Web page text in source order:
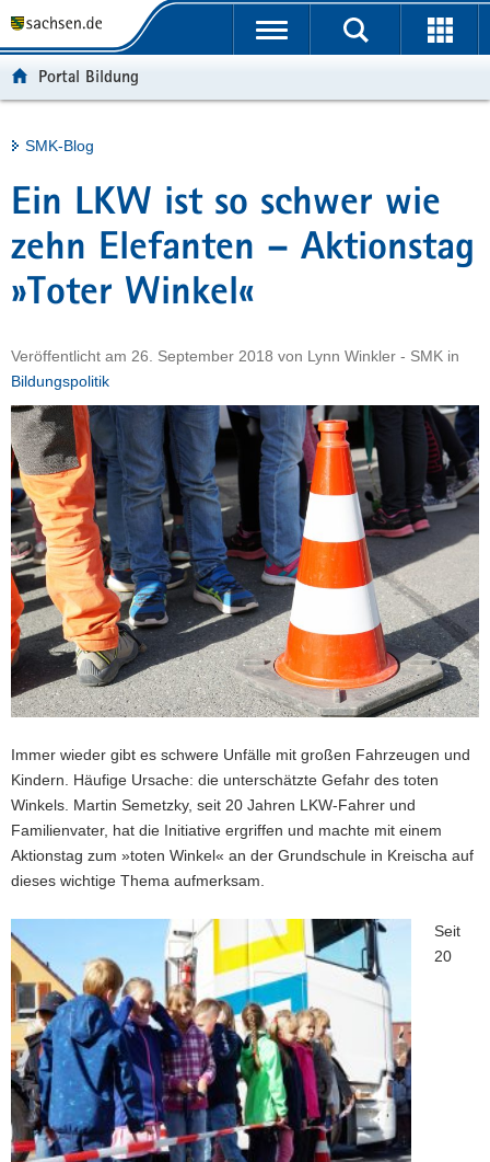
t
b
e
r
g
r
f
e
n
d
e
N
a
v
i
g
a
t
o
n
u
n
h
a
l
t
e
v
c
e
Portalübergreifende
Portal Bildung
Hauptinhalt
SMK-Blog
Ein LKW ist so schwer wie
zehn Elefanten – Aktionstag
»Toter Winkel«
Veröffentlicht am 26. September 2018 von Lynn Winkler - SMK in
Bildungspolitik
Immer wieder gibt es schwere Unfälle mit großen Fahrzeugen und
Kindern. Häufige Ursache: die unterschätzte Gefahr des toten
Winkels. Martin Semetzky, seit 20 Jahren LKW-Fahrer und
Familienvater, hat die Initiative ergriffen und machte mit einem
Aktionstag zum »toten Winkel« an der Grundschule in Kreischa auf
dieses wichtige Thema aufmerksam.
Seit
20